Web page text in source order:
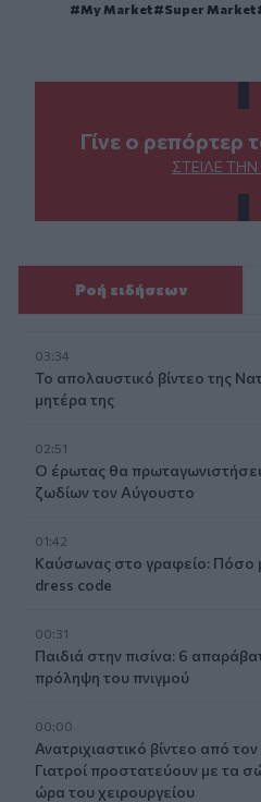
My Market Super Market
Γίνε ο ρεπόρτερ
ΣΤΕΊΛΕ ΤΗΝ
Ροή ειδήσεων
03:34
Το απολαυστικό βίντεο της
μητέρα της
02:51
Ο έρωτας θα
ζωδίων τον Αύγουστο
01:42
Καύσωνας στο γραφείο: Πόσο
dress code
00:31
Παιδιά στην πισίνα: 6
πρόληψη του πνιγμού
00:00
Ανατριχιαστικό βίντεο από
Γιατροί προστατεύουν με τα
ώρα του χειρουργείου